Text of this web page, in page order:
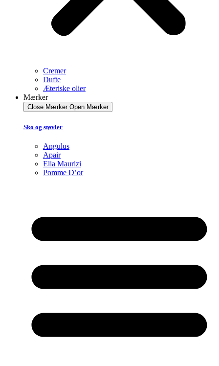
Cremer
Dufte
Æteriske olier
Mærker
Close Mærker Open Mærker
Sko og støvler
Angulus
Apair
Elia Maurizi
Pomme D’or